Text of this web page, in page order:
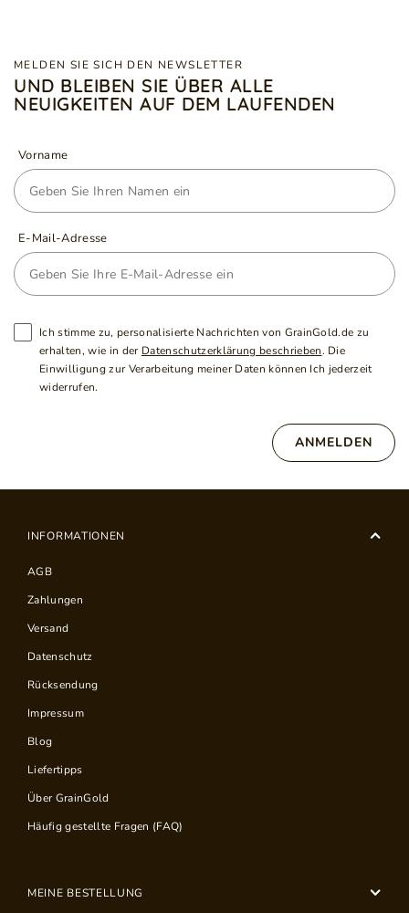
MELDEN SIE SICH DEN NEWSLETTER
UND BLEIBEN SIE ÜBER ALLE
NEUIGKEITEN AUF DEM LAUFENDEN
Vorname
E-Mail-Adresse
Ich stimme zu, personalisierte Nachrichten von GrainGold.de zu
erhalten, wie in der Datenschutzerklärung beschrieben. Die
Einwilligung zur Verarbeitung meiner Daten können Ich jederzeit
widerrufen.
ANMELDEN
INFORMATIONEN
AGB
Zahlungen
Versand
Datenschutz
Rücksendung
Impressum
Blog
Liefertipps
Über GrainGold
Häufig gestellte Fragen (FAQ)
MEINE BESTELLUNG